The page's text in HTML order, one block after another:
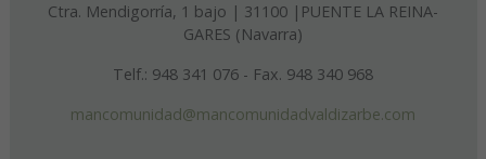
Ctra. Mendigorría, 1 bajo | 31100 |PUENTE LA REINA-
GARES (Navarra)
Telf.: 948 341 076 - Fax. 948 340 968
mancomunidad@mancomunidadvaldizarbe.com